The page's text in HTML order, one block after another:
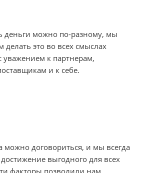
деньги можно по-разному, мы
делать это во всех смыслах
уважением к партнерам,
и к себе.
можно договориться, и мы всегда
выгодного для всех